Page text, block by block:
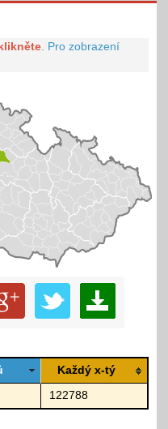
Pro zobrazení
Každý x-tý
122788